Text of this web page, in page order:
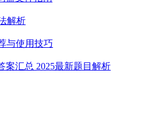
解析
与使用技巧
案汇总 2025最新题目解析